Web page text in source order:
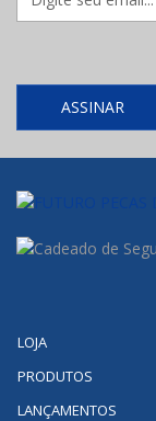
LOJA
PRODUTOS
LANÇAMENTOS